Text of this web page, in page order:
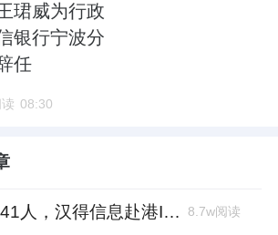
珺威为行政
银行宁波分
任
08:30
三年离职7341人，汉得信息赴港IPO前欠缴社保1.55亿元 8.7w阅读